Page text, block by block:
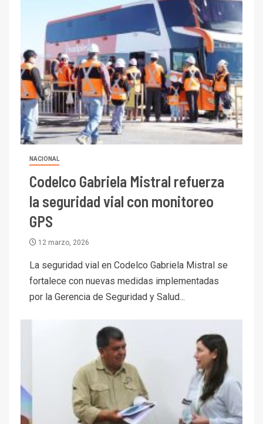
NACIONAL
Codelco Gabriela Mistral refuerza
la seguridad vial con monitoreo
GPS
12 marzo, 2026
La seguridad vial en Codelco Gabriela Mistral se
fortalece con nuevas medidas implementadas
por la Gerencia de Seguridad y Salud...